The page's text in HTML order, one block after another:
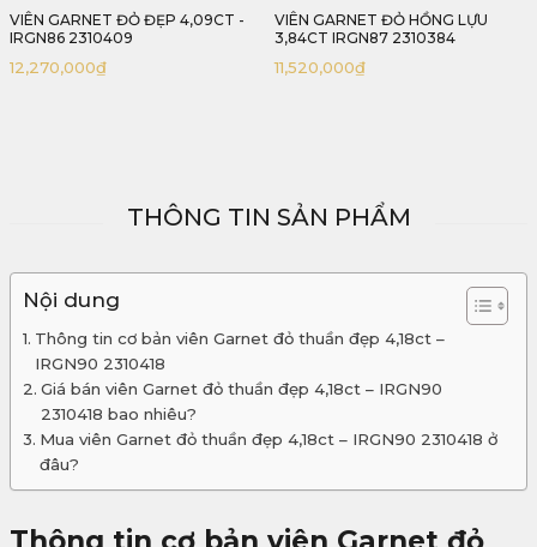
VIÊN GARNET ĐỎ HỒNG LỰU
3,84CT IRGN87 2310384
11,520,000₫
VIÊN GARNET GIỌT NƯỚC 3,17CT
- IRGN88 2310317
9,510,000₫
THÔNG TIN SẢN PHẨM
Nội dung
Thông tin cơ bản viên Garnet đỏ thuần đẹp 4,18ct –
IRGN90 2310418
Giá bán viên Garnet đỏ thuần đẹp 4,18ct – IRGN90
2310418 bao nhiêu?
Mua viên Garnet đỏ thuần đẹp 4,18ct – IRGN90 2310418 ở
đâu?